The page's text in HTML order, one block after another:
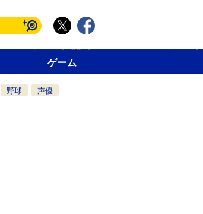
ゲーム
野球
声優